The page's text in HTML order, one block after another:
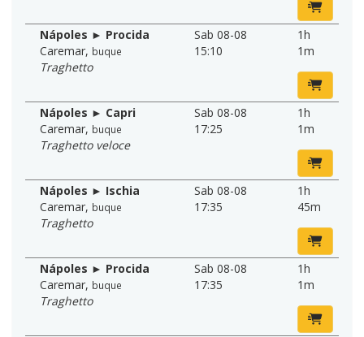
Nápoles ► Procida
Caremar, buque
Traghetto
Sab 08-08
15:10
1h
1m
Nápoles ► Capri
Caremar, buque
Traghetto veloce
Sab 08-08
17:25
1h
1m
Nápoles ► Ischia
Caremar, buque
Traghetto
Sab 08-08
17:35
1h
45m
Nápoles ► Procida
Caremar, buque
Traghetto
Sab 08-08
17:35
1h
1m